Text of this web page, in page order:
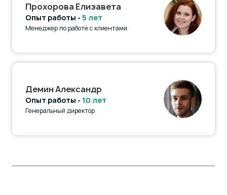
Прохорова Елизавета
Опыт работы - 5 лет
Менеджер по работе с клиентами
Демин Александр
Опыт работы - 10 лет
Генеральный директор